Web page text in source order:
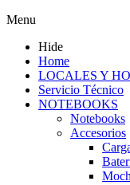
Menu
Hide
Home
LOCALES Y
Servicio Técnico
NOTEBOOKS
Notebooks
Accesorios